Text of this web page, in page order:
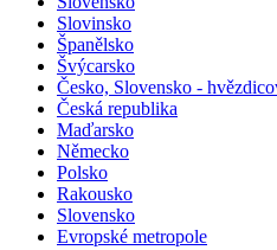
Slovinsko
Španělsko
Švýcarsko
Česko, Slovensko -
Česká republika
Maďarsko
Německo
Polsko
Rakousko
Slovensko
Evropské metropole